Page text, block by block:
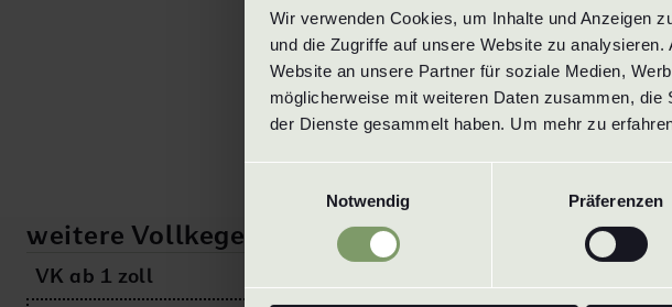
Wir verwenden Cookies, um Inhalte und Anzeigen
und die Zugriffe auf unsere Website zu
Website an unsere Partner für soziale Medien,
möglicherweise mit weiteren Daten zusammen,
der Dienste gesammelt haben. Um mehr zu
Notwendig
Präferenzen
weitere Vollkegeldüsen
VK ab 1 zoll